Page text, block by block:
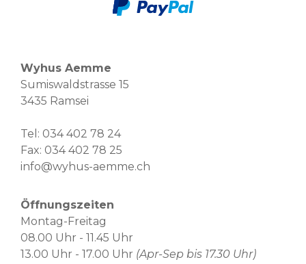
Wyhus Aemme
Sumiswaldstrasse 15
3435 Ramsei
Tel: 034 402 78 24
Fax: 034 402 78 25
info@wyhus-aemme.ch
Öffnungszeiten
Montag-Freitag
08.00 Uhr - 11.45 Uhr
13.00 Uhr - 17.00 Uhr (Apr-Sep bis 17.30 Uhr)